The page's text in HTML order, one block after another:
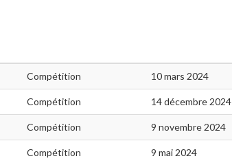
Compétition 10 mars 2024
Compétition 14 décembre 2024
Compétition 9 novembre 2024
Compétition 9 mai 2024